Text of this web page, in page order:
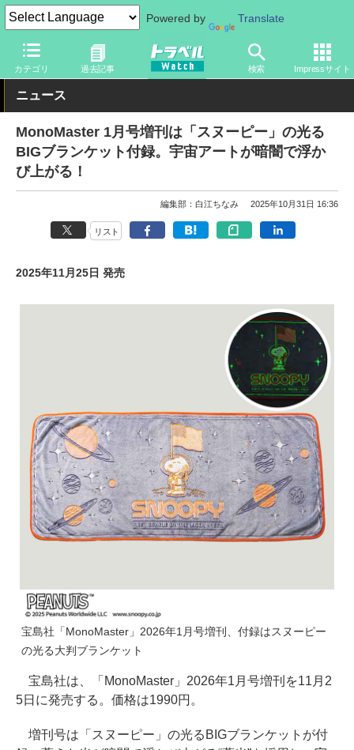
Powered by Translate
カテゴリ 過去記事 検索 Impressサイト
トラベル Watch 旅のアイテム 旅行グッズ 生活雑貨
ニュース
MonoMaster 1月号増刊は「スヌーピー」の光る
BIGブランケット付録。宇宙アートが暗闇で浮か
び上がる！
編集部：白江ちなみ 2025年10月31日 16:36
リスト
2025年11月25日 発売
宝島社「MonoMaster」2026年1月号増刊、付録はスヌーピー
の光る大判ブランケット
宝島社は、「MonoMaster」2026年1月号増刊を11月2
5日に発売する。価格は1990円。
増刊号は「スヌーピー」の光るBIGブランケットが付